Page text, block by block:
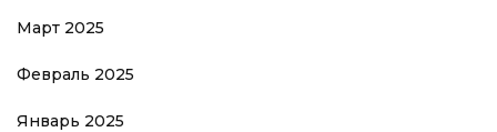
Март 2025
Февраль 2025
Январь 2025